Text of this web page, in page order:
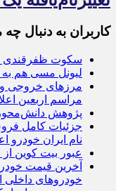
کاربران به دنبال
سکوت ظفرقندی
لیونل مسی هم به
مرزهای خروجی و
مراسم اربعین
پژوهش
جزئیات کامل
نام ایران خودرو
عبور بیت کوین
خودروهای داخلی